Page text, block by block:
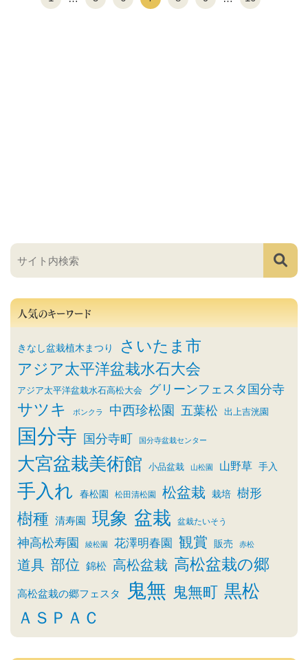
人気のキーワード
きなし盆栽植木まつり さいたま市
アジア太平洋盆栽水石大会
アジア太平洋盆栽水石高松大会 グリーンフェスタ国分寺
サツキ ボンクラ 中西珍松園 五葉松 出上吉洸園
国分寺 国分寺町 国分寺盆栽センター
大宮盆栽美術館 小品盆栽 山松園 山野草 手入
手入れ 春松園 松田清松園 松盆栽 栽培 樹形
樹種 清寿園 現象 盆栽 盆栽たいそう
神高松寿園 綾松園 花澤明春園 観賞 販売 赤松
道具 部位 錦松 高松盆栽 高松盆栽の郷
高松盆栽の郷フェスタ 鬼無 鬼無町 黒松
ＡＳＰＡＣ